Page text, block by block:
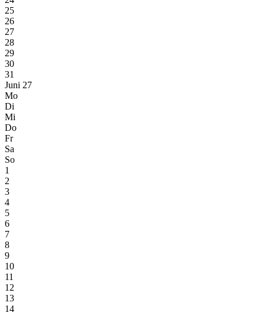
25
26
27
28
29
30
31
Juni 27
Mo
Di
Mi
Do
Fr
Sa
So
1
2
3
4
5
6
7
8
9
10
11
12
13
14